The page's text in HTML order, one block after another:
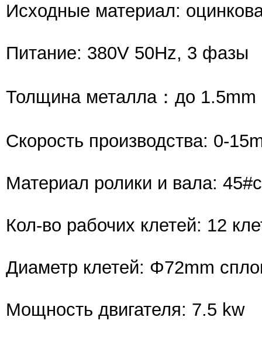
Исходные материал:
Питание: 380V 50Hz, 3 фазы
Толщина металла：до 1.5mm
Скорость производства: 0-
Материал ролики и вала:
Кол-во рабочих клетей: 12
Диаметр клетей: Φ72mm
Мощность двигателя: 7.5 kw